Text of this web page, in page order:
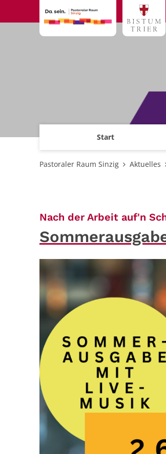
Start
Pastoraler Raum Sinzig Aktuelles
Nach der Arbeit auf'n